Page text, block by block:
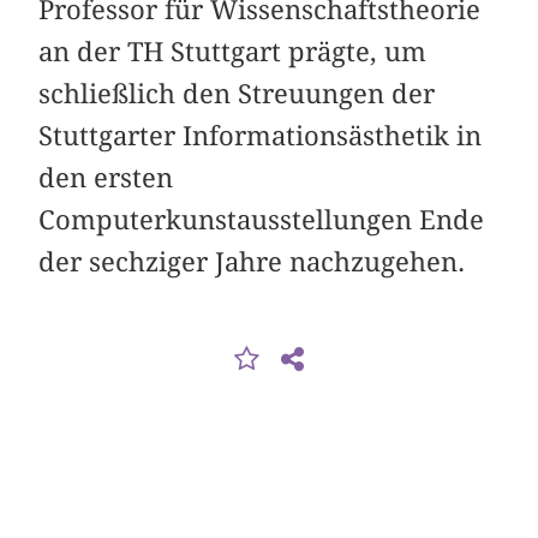
Professor für Wissenschaftstheorie
an der TH Stuttgart prägte, um
schließlich den Streuungen der
Stuttgarter Informationsästhetik in
den ersten
Computerkunstausstellungen Ende
der sechziger Jahre nachzugehen.